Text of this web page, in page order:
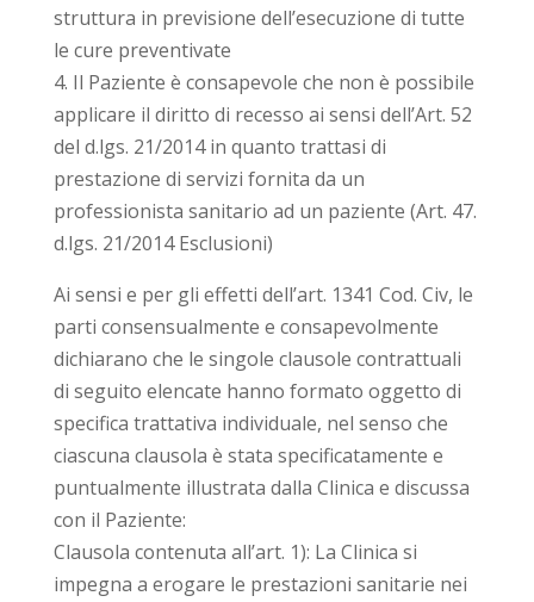
struttura in previsione dell’esecuzione di tutte
le cure preventivate
4. Il Paziente è consapevole che non è possibile
applicare il diritto di recesso ai sensi dell’Art. 52
del d.lgs. 21/2014 in quanto trattasi di
prestazione di servizi fornita da un
professionista sanitario ad un paziente (Art. 47.
d.lgs. 21/2014 Esclusioni)
Ai sensi e per gli effetti dell’art. 1341 Cod. Civ, le
parti consensualmente e consapevolmente
dichiarano che le singole clausole contrattuali
di seguito elencate hanno formato oggetto di
specifica trattativa individuale, nel senso che
ciascuna clausola è stata specificatamente e
puntualmente illustrata dalla Clinica e discussa
con il Paziente:
Clausola contenuta all’art. 1): La Clinica si
impegna a erogare le prestazioni sanitarie nei